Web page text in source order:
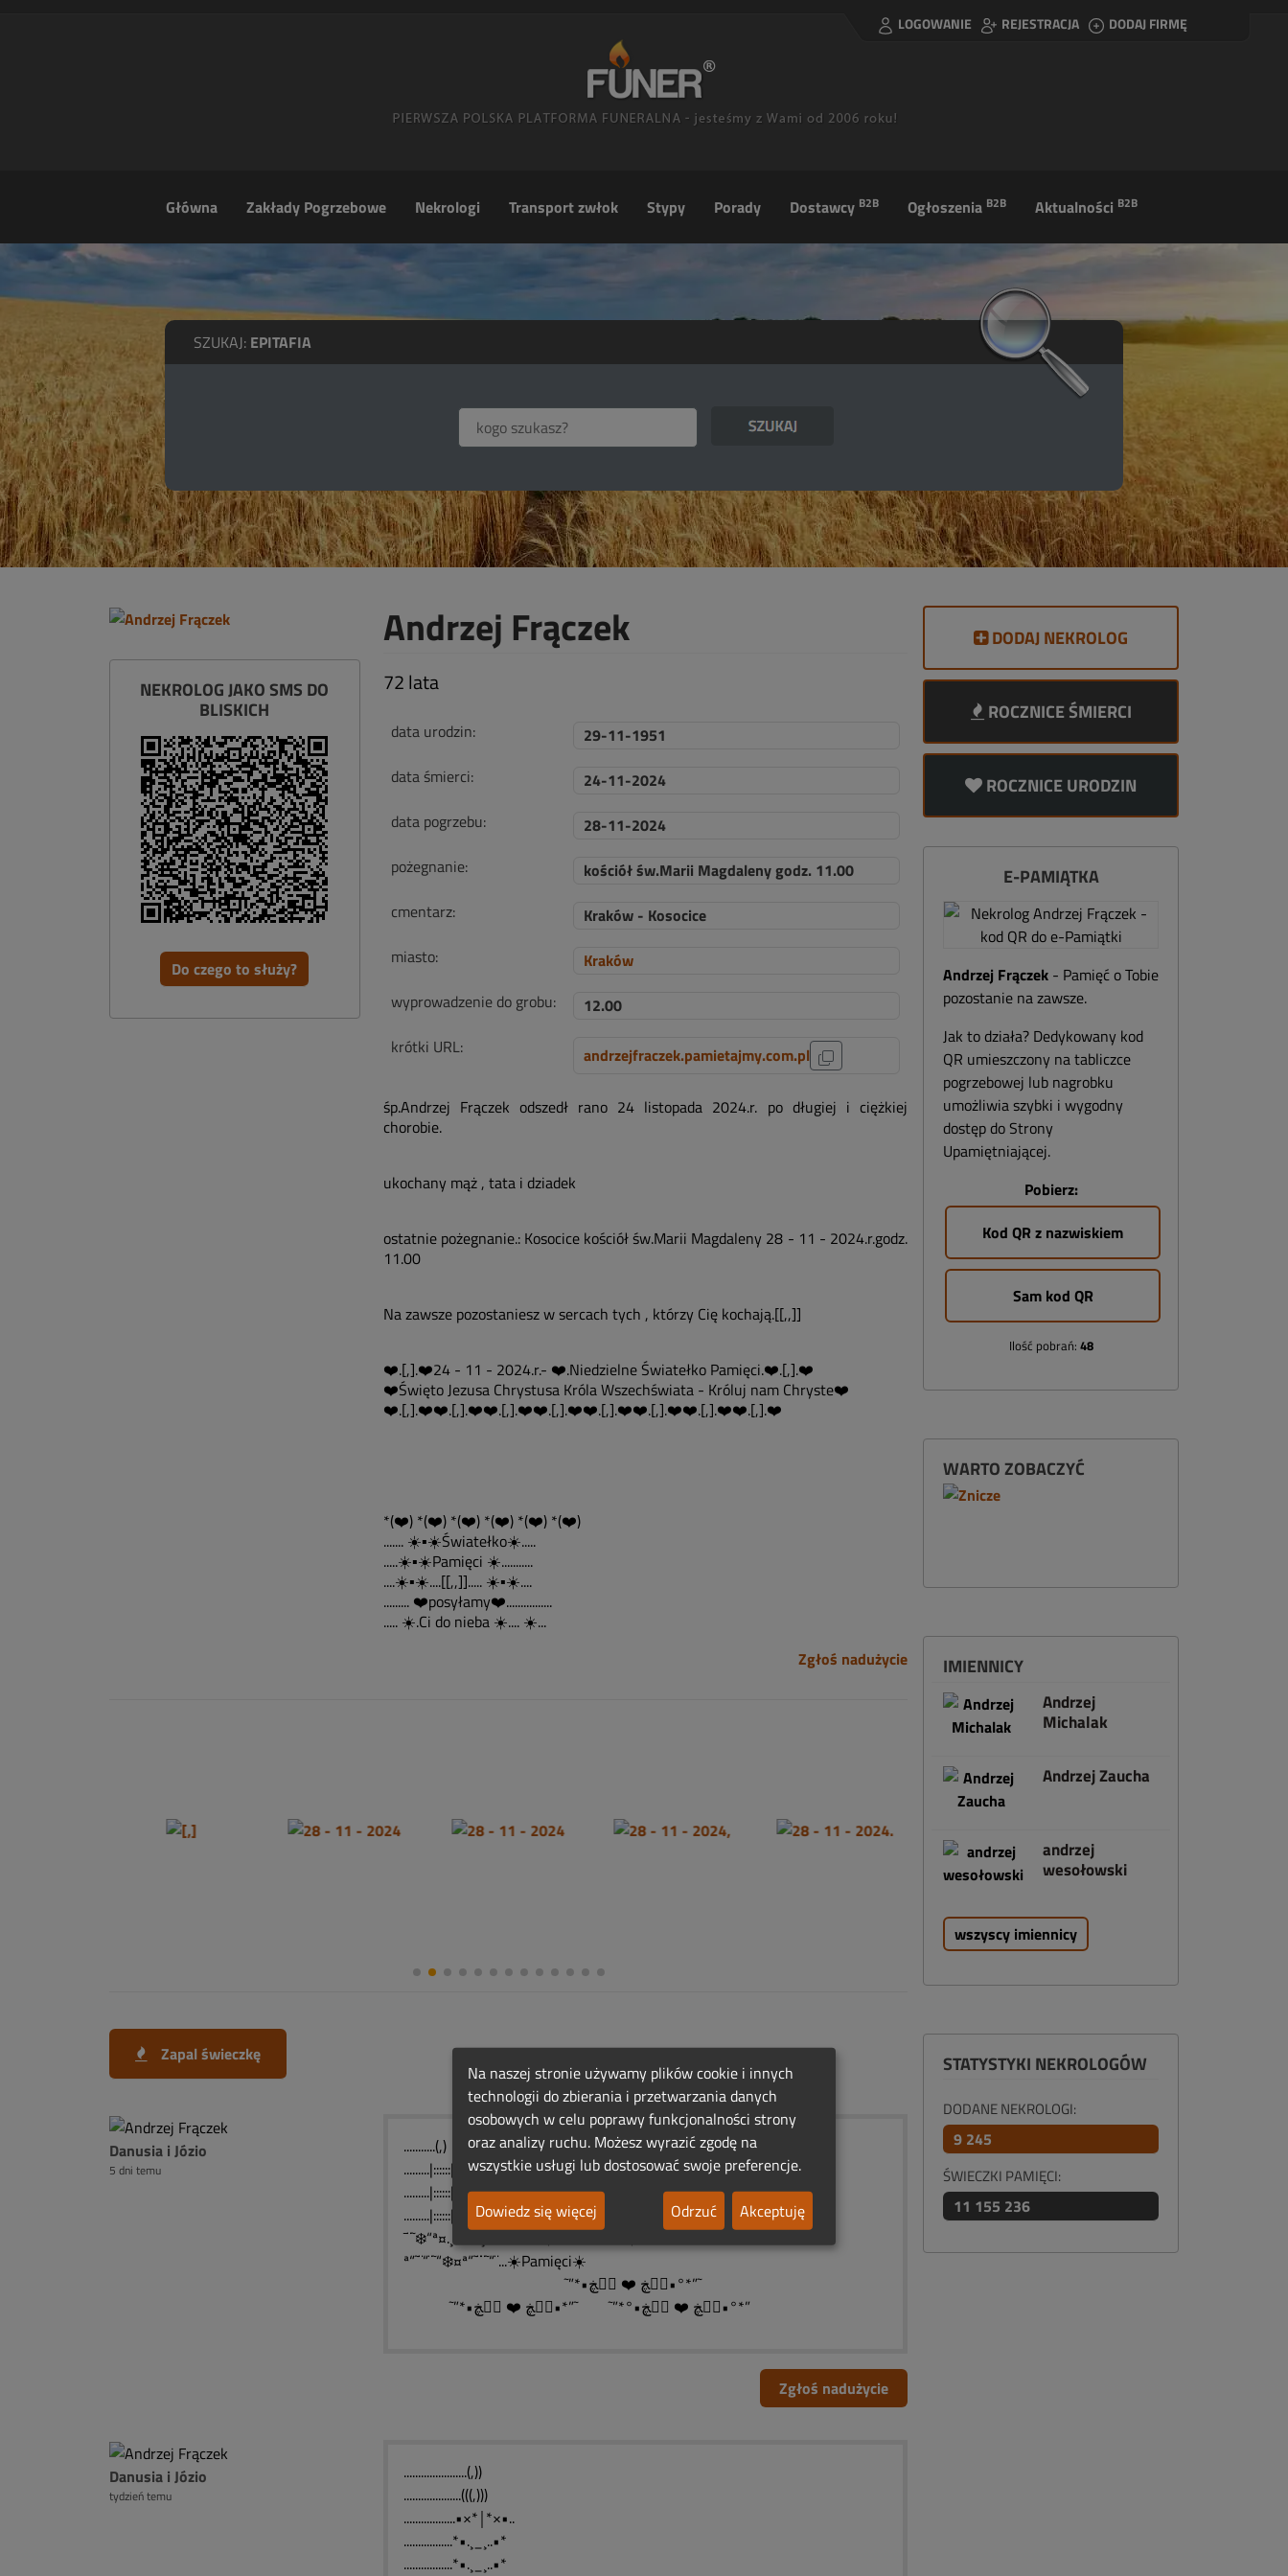
LOGOWANIE REJESTRACJA DODAJ FIRMĘ
Główna Zakłady Pogrzebowe Nekrologi Transport zwłok Stypy Porady Dostawcy B2B Ogłoszenia B2B Aktualności B2B
SZUKAJ: EPITAFIA
NEKROLOG JAKO SMS DO
BLISKICH
Do czego to służy?
Andrzej Frączek
72 lata
data urodzin:
29-11-1951
data śmierci:
24-11-2024
data pogrzebu:
28-11-2024
pożegnanie:
kościół św.Marii Magdaleny godz. 11.00
cmentarz:
Kraków - Kosocice
miasto:
Kraków
wyprowadzenie do grobu:
12.00
krótki URL:
andrzejfraczek.pamietajmy.com.pl
śp.Andrzej Frączek odszedł rano 24 listopada 2024.r. po długiej i ciężkiej
chorobie.
ukochany mąż , tata i dziadek
ostatnie pożegnanie.: Kosocice kościół św.Marii Magdaleny 28 - 11 - 2024.r.godz.
11.00
Na zawsze pozostaniesz w sercach tych , którzy Cię kochają.[[,,]]
❤️.[,].❤️24 - 11 - 2024.r.- ❤️.Niedzielne Światełko Pamięci.❤️.[,].❤️
❤️Święto Jezusa Chrystusa Króla Wszechświata - Króluj nam Chryste❤️
❤️.[,].❤️❤️.[,].❤️❤️.[,].❤️❤️.[,].❤️❤️.[,].❤️❤️.[,].❤️❤️.[,].❤️❤️.[,].❤️
*(❤️) *(❤️) *(❤️) *(❤️) *(❤️) *(❤️)
....... ☀️▪️☀️Światełko☀️.....
.....☀️▪️☀️Pamięci ☀️...........
....☀️▪️☀️....[[,,]]..... ☀️▪️☀️....
......... ❤️posyłamy❤️................
..... ☀️.Ci do nieba ☀️.... ☀️...
Zgłoś nadużycie
Zapal świeczkę
Danusia i Józio
5 dni temu
...........(,)
.........|::::::|..☆
.........|::::::|. ❤️.¤ª“˜¨
.........|::::::|. ❤️.¤ª“˜¨ ...☀️ Niedzielne ☀️
¯¨˜❄️“ª¤.¸::: ❤️¸.¤ª“˜¨¨˜“¨...☀️Światełko ☀️
ª“˜¨“¨˜“❄️¤ª“˜¨¨˜“¨...☀️Pamięci☀️
˜”*•ڰۣڿ ❤️ ڰۣڿ•°*”˜
˜”*•ڰۣڿ ❤️ ڰۣڿ•°*”˜ ˜”*•ڰۣڿ ❤️ ڰۣڿ•°*”
Zgłoś nadużycie
Danusia i Józio
tydzień temu
......................(,))
....................(((,)))
..................•×*￨*×•..
.................*•.¸_¸..•*
.................*•.¸_¸..•*
DODAJ NEKROLOG
ROCZNICE ŚMIERCI
ROCZNICE URODZIN
E-PAMIĄTKA
Andrzej Frączek - Pamięć o Tobie
pozostanie na zawsze.
Jak to działa? Dedykowany kod
QR umieszczony na tabliczce
pogrzebowej lub nagrobku
umożliwia szybki i wygodny
dostęp do Strony
Upamiętniającej.
Pobierz:
Kod QR z nazwiskiem
Sam kod QR
Ilość pobrań: 48
WARTO ZOBACZYĆ
IMIENNICY
Andrzej
Michalak
Andrzej Zaucha
andrzej
wesołowski
wszyscy imiennicy
STATYSTYKI NEKROLOGÓW
DODANE NEKROLOGI:
9 245
ŚWIECZKI PAMIĘCI:
11 155 236
Na naszej stronie używamy plików cookie i innych
technologii do zbierania i przetwarzania danych
osobowych w celu poprawy funkcjonalności strony
oraz analizy ruchu. Możesz wyrazić zgodę na
wszystkie usługi lub dostosować swoje preferencje.
Dowiedz się więcej
Odrzuć Akceptuję